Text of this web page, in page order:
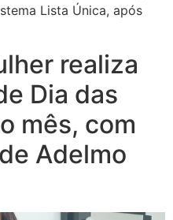
Lista Única, após
realiza
Dia das
mês, com
Adelmo